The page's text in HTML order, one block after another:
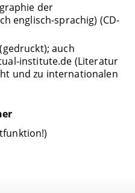
der
englisch-sprachig) (CD-
auch
institute.de (Literatur
und zu internationalen